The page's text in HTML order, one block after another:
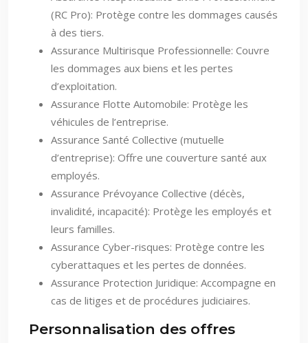
(RC Pro): Protège contre les dommages causés
à des tiers.
Assurance Multirisque Professionnelle: Couvre
les dommages aux biens et les pertes
d’exploitation.
Assurance Flotte Automobile: Protège les
véhicules de l’entreprise.
Assurance Santé Collective (mutuelle
d’entreprise): Offre une couverture santé aux
employés.
Assurance Prévoyance Collective (décès,
invalidité, incapacité): Protège les employés et
leurs familles.
Assurance Cyber-risques: Protège contre les
cyberattaques et les pertes de données.
Assurance Protection Juridique: Accompagne en
cas de litiges et de procédures judiciaires.
Personnalisation des offres